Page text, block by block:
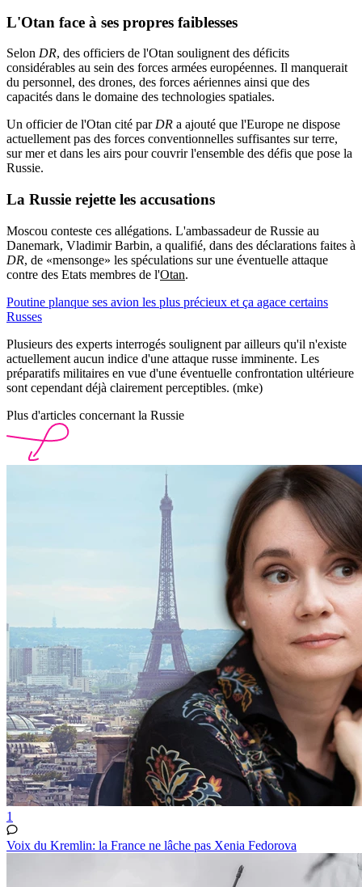
L'Otan face à ses propres faiblesses
Selon DR, des officiers de l'Otan soulignent des déficits
considérables au sein des forces armées européennes. Il manquerait
du personnel, des drones, des forces aériennes ainsi que des
capacités dans le domaine des technologies spatiales.
Un officier de l'Otan cité par DR a ajouté que l'Europe ne dispose
actuellement pas des forces conventionnelles suffisantes sur terre,
sur mer et dans les airs pour couvrir l'ensemble des défis que pose la
Russie.
La Russie rejette les accusations
Moscou conteste ces allégations. L'ambassadeur de Russie au
Danemark, Vladimir Barbin, a qualifié, dans des déclarations faites à
DR, de «mensonge» les spéculations sur une éventuelle attaque
contre des Etats membres de l'Otan.
Poutine planque ses avion les plus précieux et ça agace certains
Russes
Plusieurs des experts interrogés soulignent par ailleurs qu'il n'existe
actuellement aucun indice d'une attaque russe imminente. Les
préparatifs militaires en vue d'une éventuelle confrontation ultérieure
sont cependant déjà clairement perceptibles. (mke)
Plus d'articles concernant la Russie
1
Voix du Kremlin: la France ne lâche pas Xenia Fedorova